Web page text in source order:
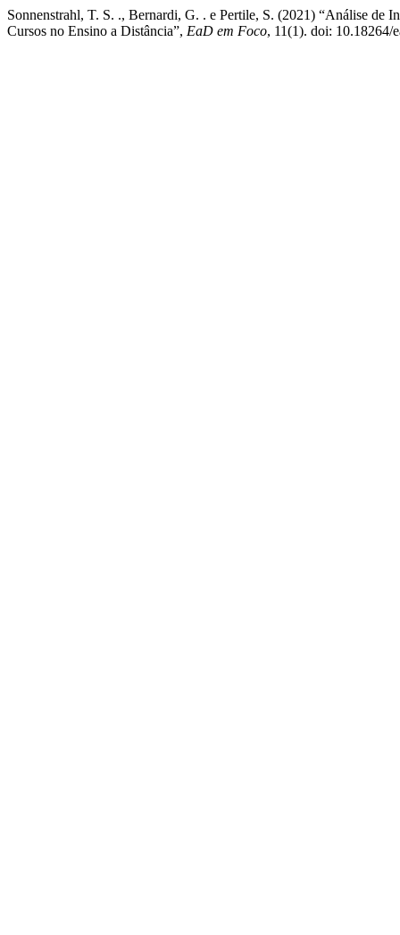
Sonnenstrahl, T. S. ., Bernardi, G. . e Pertile, S. (2021) “Análise de
Cursos no Ensino a Distância”, EaD em Foco, 11(1). doi: 10.18264/